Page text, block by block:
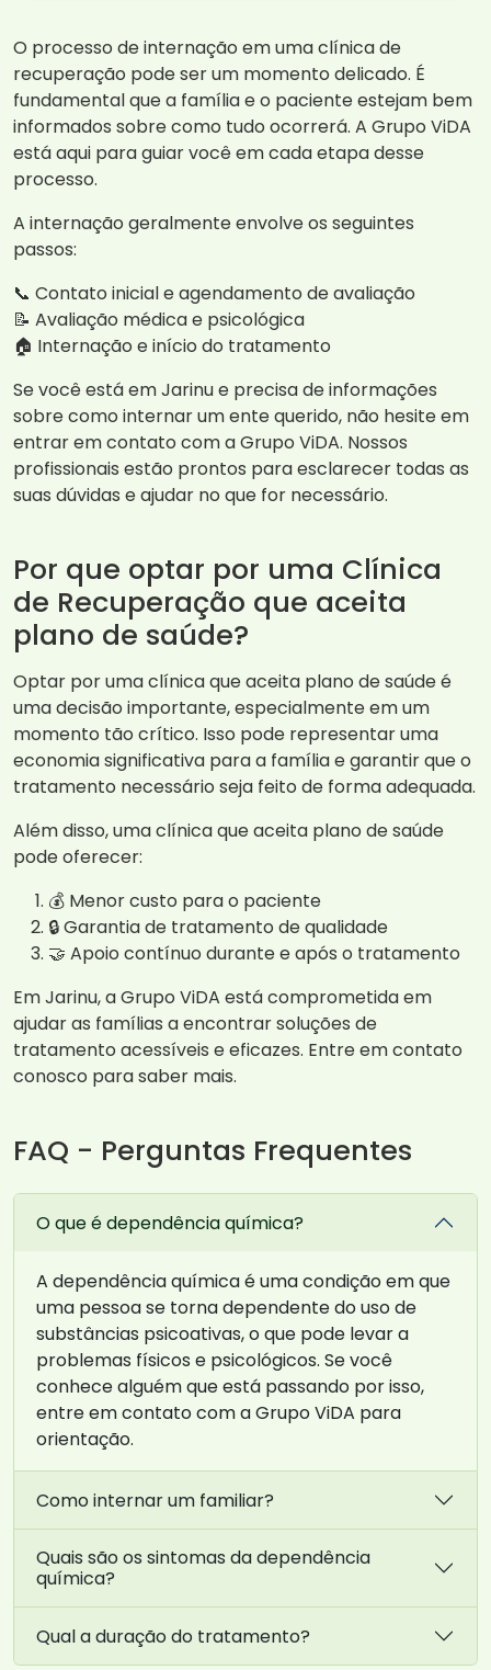
O processo de internação em uma clínica de
recuperação pode ser um momento delicado. É
fundamental que a família e o paciente estejam bem
informados sobre como tudo ocorrerá. A Grupo ViDA
está aqui para guiar você em cada etapa desse
processo.
A internação geralmente envolve os seguintes
passos:
📞 Contato inicial e agendamento de avaliação
📝 Avaliação médica e psicológica
🏠 Internação e início do tratamento
Se você está em Jarinu e precisa de informações
sobre como internar um ente querido, não hesite em
entrar em contato com a Grupo ViDA. Nossos
profissionais estão prontos para esclarecer todas as
suas dúvidas e ajudar no que for necessário.
Por que optar por uma Clínica
de Recuperação que aceita
plano de saúde?
Optar por uma clínica que aceita plano de saúde é
uma decisão importante, especialmente em um
momento tão crítico. Isso pode representar uma
economia significativa para a família e garantir que o
tratamento necessário seja feito de forma adequada.
Além disso, uma clínica que aceita plano de saúde
pode oferecer:
💰 Menor custo para o paciente
🔒 Garantia de tratamento de qualidade
🤝 Apoio contínuo durante e após o tratamento
Em Jarinu, a Grupo ViDA está comprometida em
ajudar as famílias a encontrar soluções de
tratamento acessíveis e eficazes. Entre em contato
conosco para saber mais.
FAQ - Perguntas Frequentes
O que é dependência química?
A dependência química é uma condição em que
uma pessoa se torna dependente do uso de
substâncias psicoativas, o que pode levar a
problemas físicos e psicológicos. Se você
conhece alguém que está passando por isso,
entre em contato com a Grupo ViDA para
orientação.
Como internar um familiar?
Quais são os sintomas da dependência
química?
Qual a duração do tratamento?